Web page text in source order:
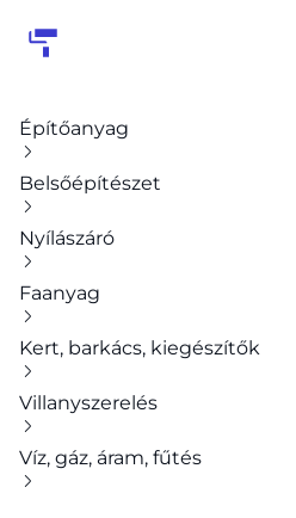
Építőanyag
Belsőépítészet
Nyílászáró
Faanyag
Kert, barkács, kiegészítők
Villanyszerelés
Víz, gáz, áram, fűtés